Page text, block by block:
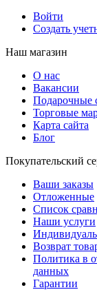
Войти
Создать
Наш магазин
О нас
Вакансии
Подарочные
Торговые
Карта сайта
Блог
Покупательский
Ваши заказы
Отложенные
Список
Наши услуги
Возврат
Политика в
данных
Гарантии